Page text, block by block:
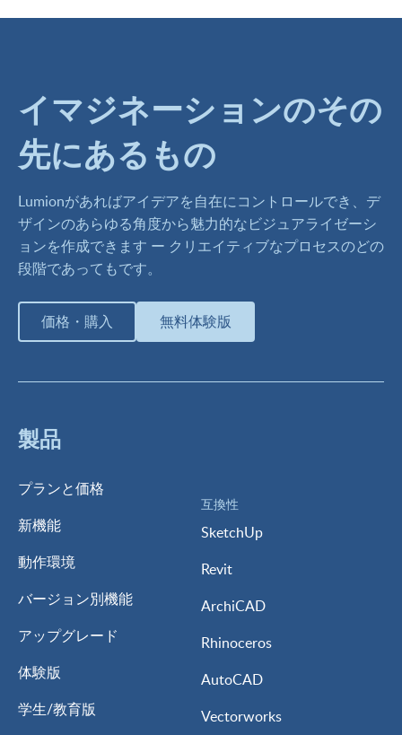
イマジネーションのその
先にあるもの
Lumionがあればアイデアを自在にコントロールでき、デ
ザインのあらゆる角度から魅力的なビジュアライゼーシ
ョンを作成できます ー クリエイティブなプロセスのどの
段階であってもです。
価格・購入 無料体験版
製品
プランと価格
新機能
動作環境
バージョン別機能
アップグレード
体験版
学生/教育版
互換性
SketchUp
Revit
ArchiCAD
Rhinoceros
AutoCAD
Vectorworks